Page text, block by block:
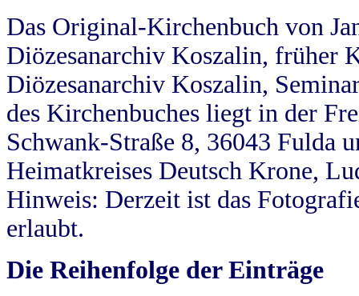
Das Original-Kirchenbuch von
Diözesanarchiv Koszalin, früher
Diözesanarchiv Koszalin,
des Kirchenbuches liegt in der
Schwank-Straße 8, 36043 Fulda
Heimatkreises Deutsch Krone,
Hinweis: Derzeit ist das
erlaubt.
Die Reihenfolge der Einträge